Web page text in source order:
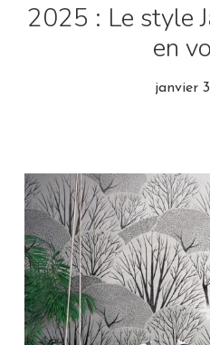
2025 : Le style
en
janvier